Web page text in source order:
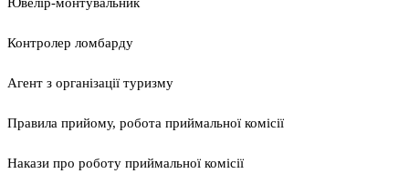
Ювелір-монтувальник
Контролер ломбарду
Агент з організації туризму
Правила прийому, робота приймальної комісії
Накази про роботу приймальної комісії